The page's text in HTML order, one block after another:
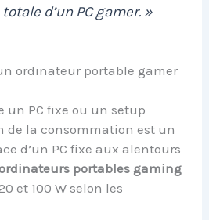
d’un PC gamer. »
ordinateur portable gamer
un PC fixe ou un setup
de la consommation est un
d’un PC fixe aux alentours
portables gaming
et 100 W selon les